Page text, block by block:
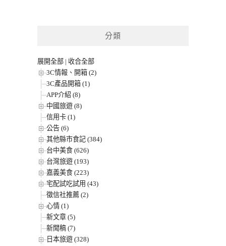
分類
展開全部 | 收合全部
3C情報、開箱 (2)
3C產品開箱 (1)
APP介紹 (8)
中國旅遊 (8)
信用卡 (1)
公告 (6)
其他縣市食記 (384)
台中美食 (626)
台灣旅遊 (193)
嘉義美食 (223)
宅配試吃試用 (43)
徵信社推薦 (2)
心情 (1)
新文章 (5)
新聞稿 (7)
日本旅遊 (328)